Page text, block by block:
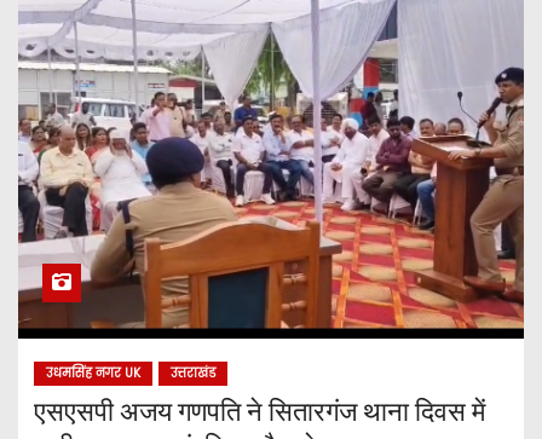
उधमसिंह नगर UK उत्तराखंड
एसएसपी अजय गणपति ने सितारगंज थाना दिवस में